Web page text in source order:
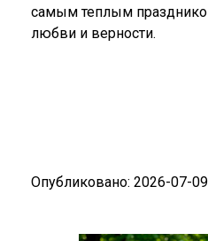
самым теплым
любви и верности.
Опубликовано: 2026-07-09